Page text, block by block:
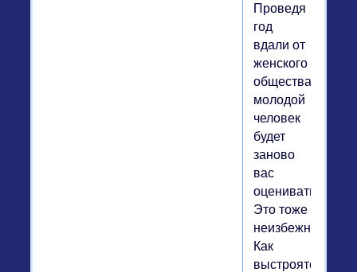
Проведя
год
вдали от
женского
общества,
молодой
человек
будет
заново
вас
оценивать.
Это тоже
неизбежно.
Как
выстроятся